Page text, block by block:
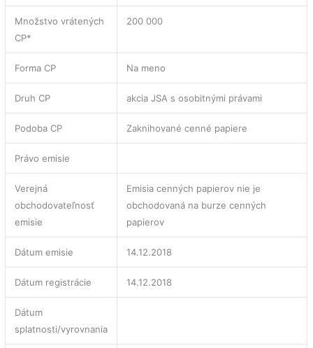
Množstvo vrátených
CP*
200 000
Forma CP Na meno
Druh CP akcia JSA s osobitnými právami
Podoba CP Zaknihované cenné papiere
Právo emisie
Verejná
obchodovateľnosť
emisie
Emisia cenných papierov nie je
obchodovaná na burze cenných
papierov
Dátum emisie 14.12.2018
Dátum registrácie 14.12.2018
Dátum
splatnosti/vyrovnania